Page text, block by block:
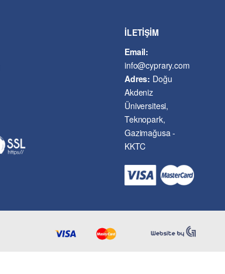
İLETİŞİM
Email:
info@cyprary.com
Adres: Doğu
Akdeniz
Üniversitesi,
Teknopark,
Gazimağusa -
KKTC